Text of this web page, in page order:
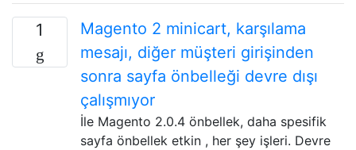
1
Magento 2 minicart, karşılama
mesajı, diğer müşteri girişinden
sonra sayfa önbelleği devre dışı
çalışmıyor
İle Magento 2.0.4 önbellek, daha spesifik
sayfa önbellek etkin , her şey işleri. Devre